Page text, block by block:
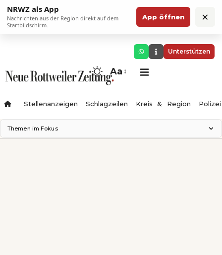
NRWZ als App
Nachrichten aus der Region direkt auf dem
Startbildschirm.
App öffnen ×
Unterstützen
Aa
Stellenanzeigen Schlagzeilen Kreis & Region Polizei
Themen im Fokus